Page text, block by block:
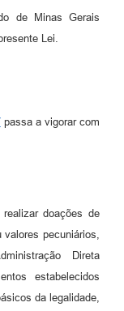
de Minas Gerais
Lei.
passa a vigorar com
doações de
pecuniários,
Direta
estabelecidos
da legalidade,